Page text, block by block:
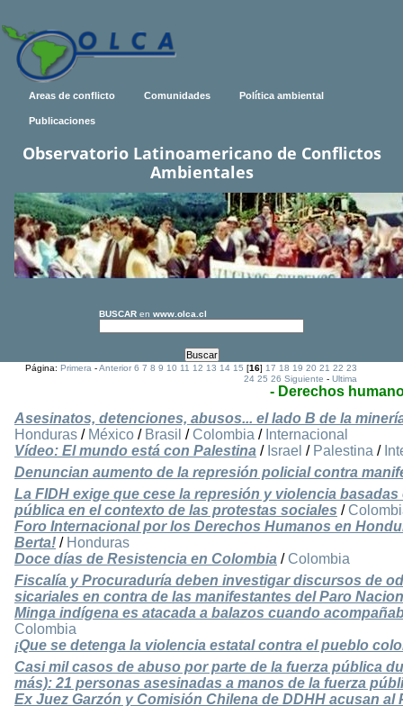
Areas de conflicto Comunidades Política ambiental
Publicaciones
Observatorio Latinoamericano de Conflictos
Ambientales
BUSCAR en www.olca.cl
Página:Primera -Anterior 6 7 8 9 10 11 12 13 14 15 [16]17 18 19 20 21 22 23
24 25 26 Siguiente -Ultima
- Derechos
Asesinatos, detenciones, abusos... el lado B de la
Honduras / México / Brasil / Colombia / Internacional
Vídeo: El mundo está con Palestina / Israel / Palestina /
Denuncian aumento de la represión policial contra
La FIDH exige que cese la represión y violencia
pública en el contexto de las protestas sociales /
Foro Internacional por los Derechos Humanos en
Berta! / Honduras
Doce días de Resistencia en Colombia / Colombia
Fiscalía y Procuraduría deben investigar discursos de
sicariales en contra de las manifestantes del Paro
Minga indígena es atacada a balazos cuando
Colombia
¡Que se detenga la violencia estatal contra el pueblo
Casi mil casos de abuso por parte de la fuerza pública
más): 21 personas asesinadas a manos de la fuerza
Ex Juez Garzón y Comisión Chilena de DDHH acusan al